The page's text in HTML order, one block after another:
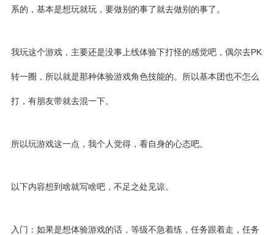
系的，基本是想玩就玩，要做别的事了就去做别的事了。
我玩这个游戏，主要还是没事上线体验下打怪的感觉吧，偶尔去PK
转一圈，所以就是那种体验游戏角色技能的。所以基本团也不怎么
打，有朋友带就去混一下。
所以玩游戏这一点，我个人觉得，看自身的心态吧。
以下内容想到啥就写啥吧，不足之处见谅。
入门：如果是想体验游戏的话，等级不急着练，任务跟着走，任务